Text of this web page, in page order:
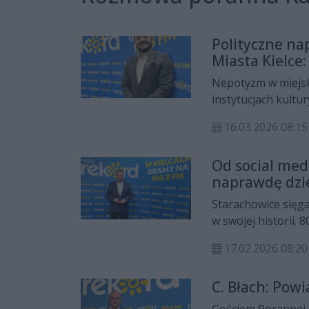
Polityczne
Miasta
Nepotyzm w
instytucjach
Gościem Anny
przestrzeni
podczas ostatnich
miasta, finanse
16.03.2026 08:15
Od social
naprawdę
Starachowice
w swojej historii.
najbliższe lata. Na
Porannej
powstanie, kto na
17.02.2026 08:20
C. Błach: